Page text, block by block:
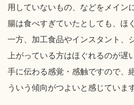
用していないもの、などをメイン
腸は食べすぎていたとしても、ほ
一方、加工食品やインスタント、
上がっている方はほぐれるのが遅
手に伝わる感覚・感触ですので、
ういう傾向がつよいと感じています